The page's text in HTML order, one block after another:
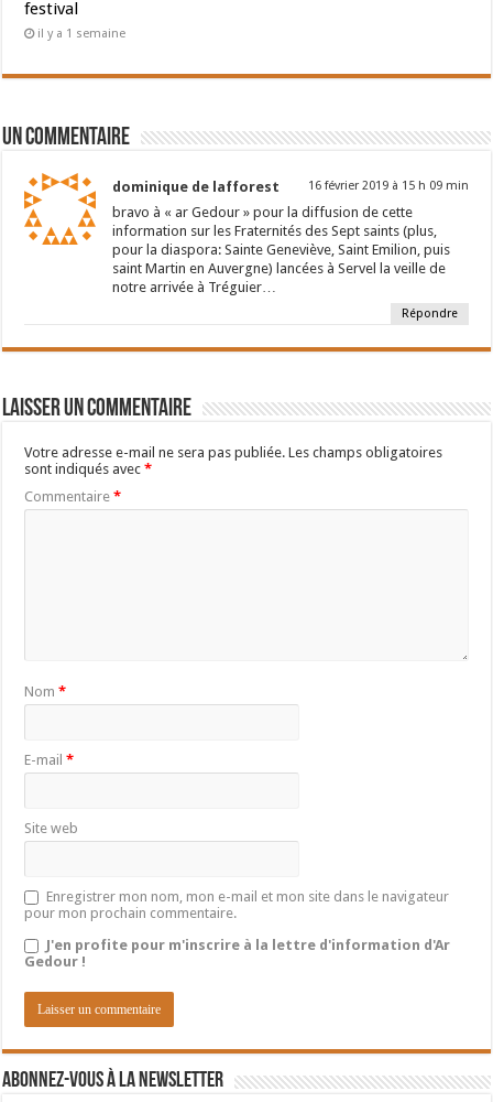
festival
il y a 1 semaine
Un commentaire
dominique de lafforest 16 février 2019 à 15 h 09 min
bravo à « ar Gedour » pour la diffusion de cette
information sur les Fraternités des Sept saints (plus,
pour la diaspora: Sainte Geneviève, Saint Emilion, puis
saint Martin en Auvergne) lancées à Servel la veille de
notre arrivée à Tréguier…
Répondre
Laisser un commentaire
Votre adresse e-mail ne sera pas publiée. Les champs obligatoires
sont indiqués avec*
Commentaire*
Nom*
E-mail*
Site web
Enregistrer mon nom, mon e-mail et mon site dans le navigateur
pour mon prochain commentaire.
J'en profite pour m'inscrire à la lettre d'information d'Ar
Gedour !
Abonnez-vous à la newsletter